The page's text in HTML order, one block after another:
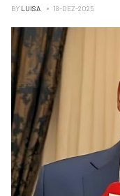
BY LUISA 18-DEZ-2025